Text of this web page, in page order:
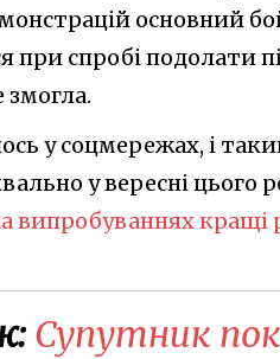
основний
при спробі подолати
у соцмережах, і
у вересні цього
випробуваннях кращі
Супутник